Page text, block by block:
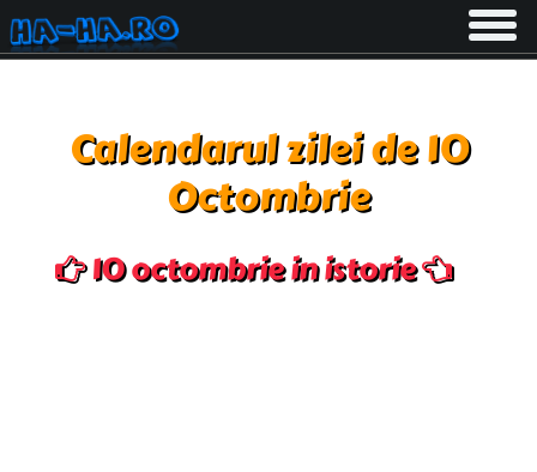
Toggle
Calendarul zilei de 10
Octombrie
10 octombrie in istorie